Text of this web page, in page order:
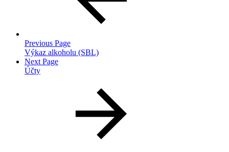
Previous Page
Výkaz alkoholu (SBL)
Next Page
Účty